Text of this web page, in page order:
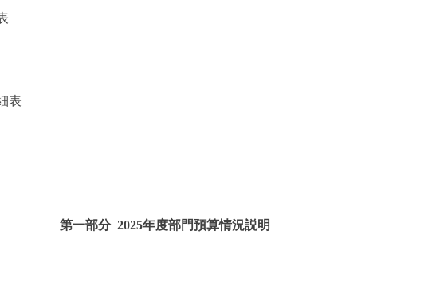
表
第一部分 2025年度部門預算情況説明